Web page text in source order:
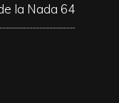
la Nada 64